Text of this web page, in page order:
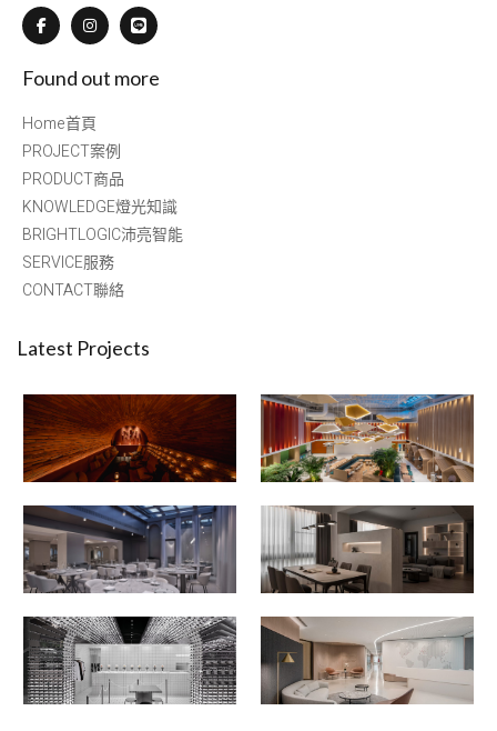
Found out more
Home首頁
PROJECT案例
PRODUCT商品
KNOWLEDGE燈光知識
BRIGHTLOGIC沛亮智能
SERVICE服務
CONTACT聯絡
Latest Projects